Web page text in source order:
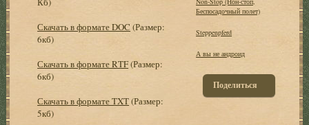
Скачать в формате DOC (Размер:
6кб)
Скачать в формате RTF(Размер:
6кб)
Скачать в формате TXT(Размер:
5кб)
Беспосадочный полет)
Steppenpferd
А вы не андроид
Поделиться